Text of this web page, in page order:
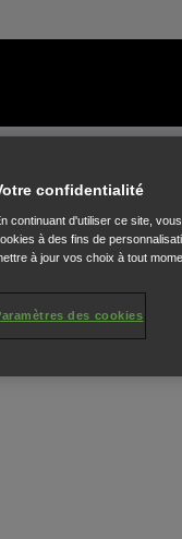
confidentialité
continuant d'utiliser ce site,
à des fins de
à jour vos choix à tout
des cookies